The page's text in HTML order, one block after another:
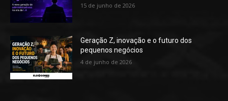
15 de junho de 2026
Geração Z, inovação e o futuro dos
pequenos negócios
4 de junho de 2026